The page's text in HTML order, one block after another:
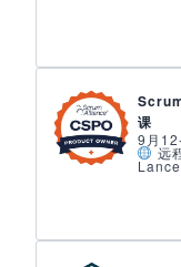
课
9月
远